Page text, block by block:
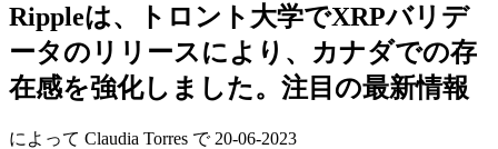
Rippleは、トロント大学でXRPバリデ
ータのリリースにより、カナダでの存
在感を強化しました。注目の最新情報
によって Claudia Torres で 20-06-2023